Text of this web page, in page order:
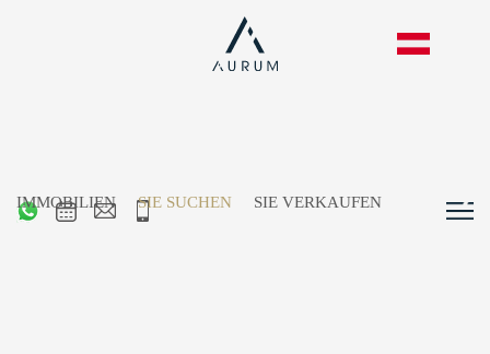
IMMOBILIEN SIE SUCHEN SIE VERKAUFEN